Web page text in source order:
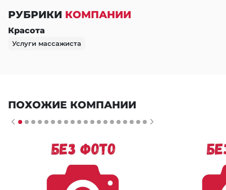
РУБРИКИ КОМПАНИИ
Красота
Услуги массажиста
ПОХОЖИЕ КОМПАНИИ